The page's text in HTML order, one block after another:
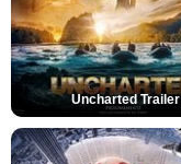
Uncharted Trailer